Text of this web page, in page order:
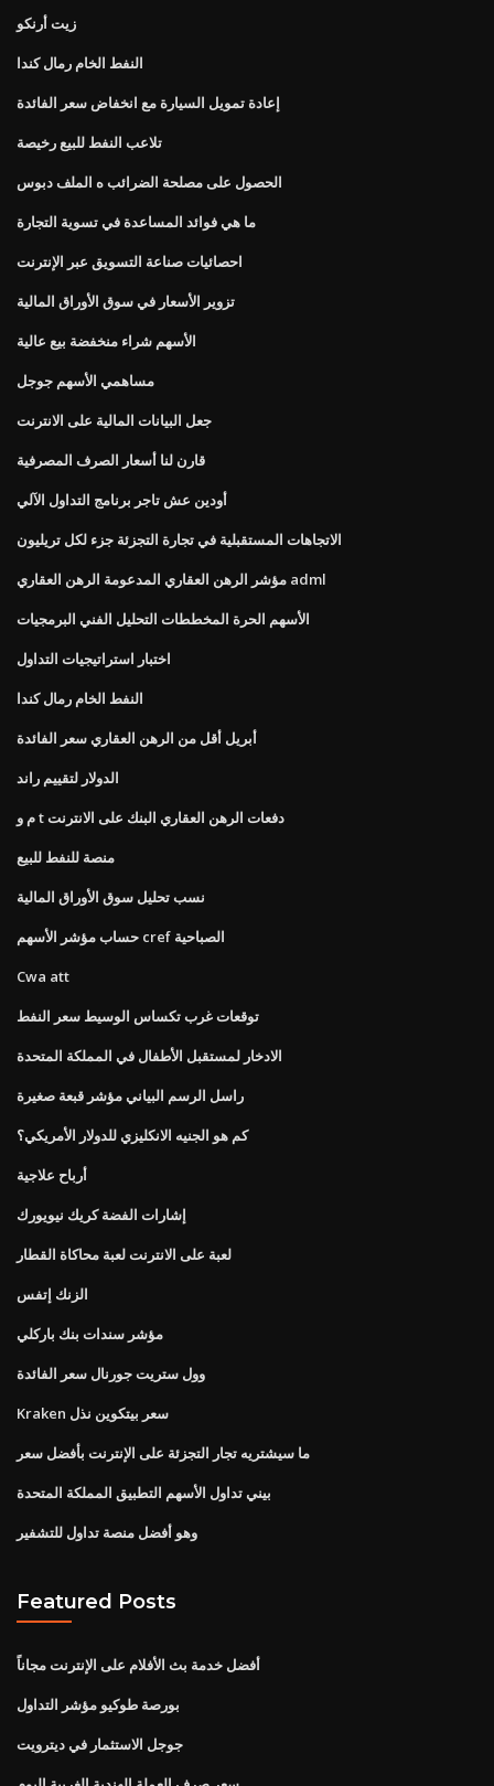
زيت أرنكو
النفط الخام رمال كندا
إعادة تمويل السيارة مع انخفاض سعر الفائدة
تلاعب النفط للبيع رخيصة
الحصول على مصلحة الضرائب ه الملف دبوس
ما هي فوائد المساعدة في تسوية التجارة
احصائيات صناعة التسويق عبر الإنترنت
تزوير الأسعار في سوق الأوراق المالية
الأسهم شراء منخفضة بيع عالية
مساهمي الأسهم جوجل
جعل البيانات المالية على الانترنت
قارن لنا أسعار الصرف المصرفية
أودين عش تاجر برنامج التداول الآلي
الاتجاهات المستقبلية في تجارة التجزئة جزء لكل تريليون
مؤشر الرهن العقاري المدعومة الرهن العقاري adml
الأسهم الحرة المخططات التحليل الفني البرمجيات
اختبار استراتيجيات التداول
النفط الخام رمال كندا
أبريل أقل من الرهن العقاري سعر الفائدة
الدولار لتقييم راند
م و t دفعات الرهن العقاري البنك على الانترنت
منصة للنفط للبيع
نسب تحليل سوق الأوراق المالية
حساب مؤشر الأسهم cref الصباحية
Cwa att
توقعات غرب تكساس الوسيط سعر النفط
الادخار لمستقبل الأطفال في المملكة المتحدة
راسل الرسم البياني مؤشر قبعة صغيرة
كم هو الجنيه الانكليزي للدولار الأمريكي؟
أرباح علاجية
إشارات الفضة كريك نيويورك
لعبة على الانترنت لعبة محاكاة القطار
الزنك إتفس
مؤشر سندات بنك باركلي
وول ستريت جورنال سعر الفائدة
Kraken سعر بيتكوين نذل
ما سيشتريه تجار التجزئة على الإنترنت بأفضل سعر
بيني تداول الأسهم التطبيق المملكة المتحدة
وهو أفضل منصة تداول للتشفير
Featured Posts
أفضل خدمة بث الأفلام على الإنترنت مجاناً
بورصة طوكيو مؤشر التداول
جوجل الاستثمار في ديترويت